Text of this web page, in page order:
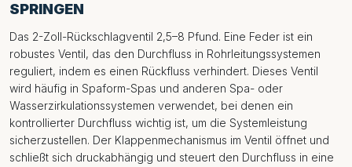
SPRINGEN
Das 2-Zoll-Rückschlagventil 2,5–8 Pfund. Eine Feder ist ein
robustes Ventil, das den Durchfluss in Rohrleitungssystemen
reguliert, indem es einen Rückfluss verhindert. Dieses Ventil
wird häufig in Spaform-Spas und anderen Spa- oder
Wasserzirkulationssystemen verwendet, bei denen ein
kontrollierter Durchfluss wichtig ist, um die Systemleistung
sicherzustellen. Der Klappenmechanismus im Ventil öffnet und
schließt sich druckabhängig und steuert den Durchfluss in eine